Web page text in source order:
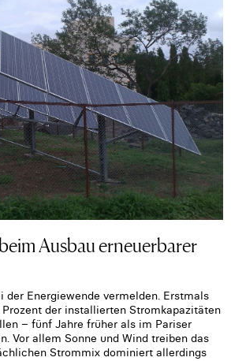
Ausbau erneuerbarer
der Energiewende vermelden. Erstmals
der installierten Stromkapazitäten
– fünf Jahre früher als im Pariser
Vor allem Sonne und Wind treiben das
Strommix dominiert allerdings